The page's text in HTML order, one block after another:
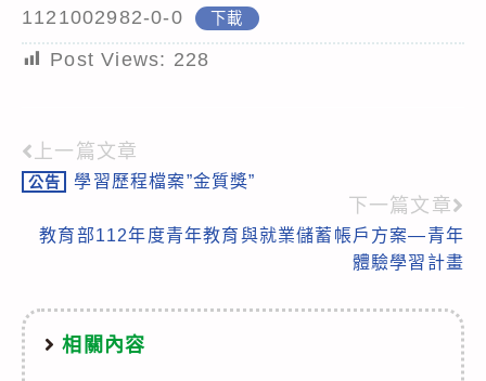
1121002982-0-0 下載
Post Views: 228
Read
more
articles
上一篇文章
公告 學習歷程檔案”金質獎”
下一篇文章
教育部112年度青年教育與就業儲蓄帳戶方案—青年
體驗學習計畫
相關內容